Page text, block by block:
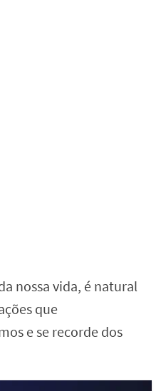
nossa vida, é natural
que
e se recorde dos